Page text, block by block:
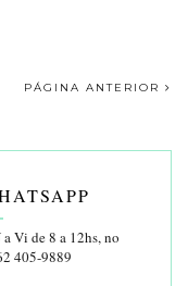
PÁGINA ANTERIOR
Vi de 8 a 12hs, no
405-9889